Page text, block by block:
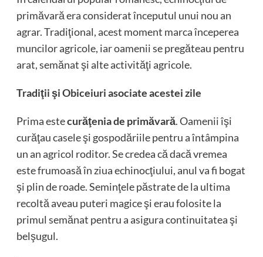
primăvară era considerat începutul unui nou an
agrar. Tradiţional, acest moment marca începerea
muncilor agricole, iar oamenii se pregăteau pentru
arat, semănat şi alte activităţi agricole.
Tradiţii şi Obiceiuri asociate acestei zile
Prima estecurăţenia de primăvară. Oamenii îşi
curăţau casele şi gospodăriile pentru a întâmpina
un an agricol roditor. Se credea că dacă vremea
este frumoasă în ziua echinocţiului, anul va fi bogat
şi plin de roade. Seminţele păstrate de la ultima
recoltă aveau puteri magice şi erau folosite la
primul semănat pentru a asigura continuitatea şi
belşugul.